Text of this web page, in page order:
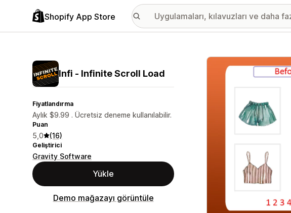
Shopify App Store
Infi ‑ Infinite Scroll Load
Fiyatlandırma
Aylık $9.99 . Ücretsiz deneme kullanılabilir.
Puan
5,0 (16)
Geliştirici
Gravity Software
Yükle
Demo mağazayı görüntüle
Öne çıkan görsel galerisi